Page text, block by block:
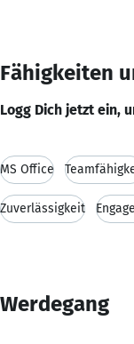
Fähigkeiten
Logg Dich jetzt ein,
MS Office
Zuverlässigkeit
Werdegang